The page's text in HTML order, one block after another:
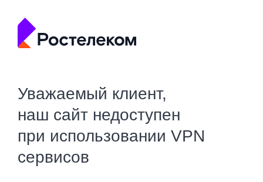
Уважаемый клиент,
наш сайт недоступен
при использовании VPN
сервисов